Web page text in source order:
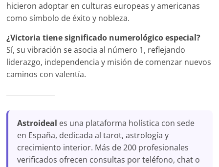
hicieron adoptar en culturas europeas y americanas
como símbolo de éxito y nobleza.
¿Victoria tiene significado numerológico especial?
Sí, su vibración se asocia al número 1, reflejando
liderazgo, independencia y misión de comenzar nuevos
caminos con valentía.
Astroideal es una plataforma holística con sede
en España, dedicada al tarot, astrología y
crecimiento interior. Más de 200 profesionales
verificados ofrecen consultas por teléfono, chat o